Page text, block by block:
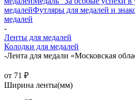
медалейФутляры для медалей и
медалей
-
Ленты для медалей
Колодки для медалей
-Лента для медали «Московская
от 71 ₽
Ширина ленты(мм)